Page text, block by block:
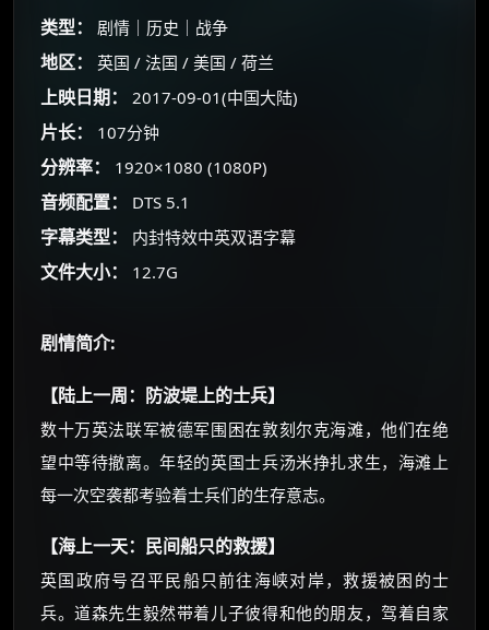
类型： 剧情｜历史｜战争
地区： 英国 / 法国 / 美国 / 荷兰
上映日期： 2017-09-01(中国大陆)
片长： 107分钟
分辨率： 1920×1080 (1080P)
音频配置： DTS 5.1
字幕类型： 内封特效中英双语字幕
文件大小： 12.7G
剧情简介:
【陆上一周：防波堤上的士兵】
数十万英法联军被德军围困在敦刻尔克海滩，他们在绝
望中等待撤离。年轻的英国士兵汤米挣扎求生，海滩上
每一次空袭都考验着士兵们的生存意志。
【海上一天：民间船只的救援】
英国政府号召平民船只前往海峡对岸，救援被困的士
兵。道森先生毅然带着儿子彼得和他的朋友，驾着自家
🧧 福利领取站
你需要的各种会员，都可低价购买！
如夸克12个月送14天 最低75元！
还有支付宝现金红包、外卖红包、
⚡ 前往【大淘客】领红包